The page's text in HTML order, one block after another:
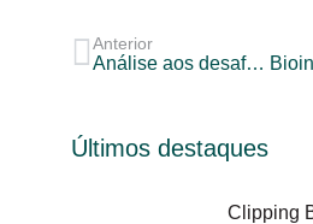
Anterior
Análise aos desafios da fileira da pasta e papel
Últimos destaques
Clipping